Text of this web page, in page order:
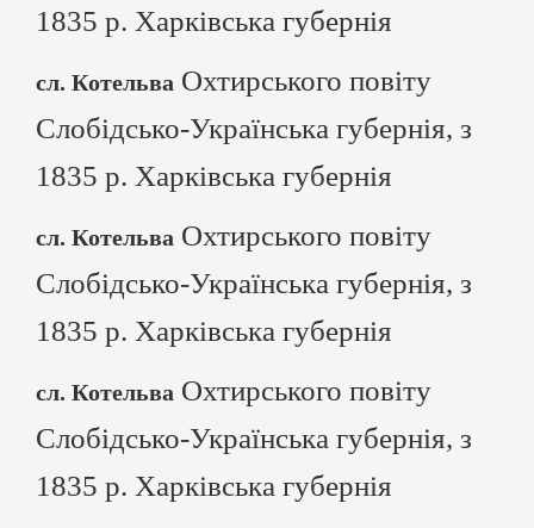
1835 р. Харківська губернія
сл. Котельва Охтирського повіту
Слобідсько-Українська губернія, з
1835 р. Харківська губернія
сл. Котельва Охтирського повіту
Слобідсько-Українська губернія, з
1835 р. Харківська губернія
сл. Котельва Охтирського повіту
Слобідсько-Українська губернія, з
1835 р. Харківська губернія